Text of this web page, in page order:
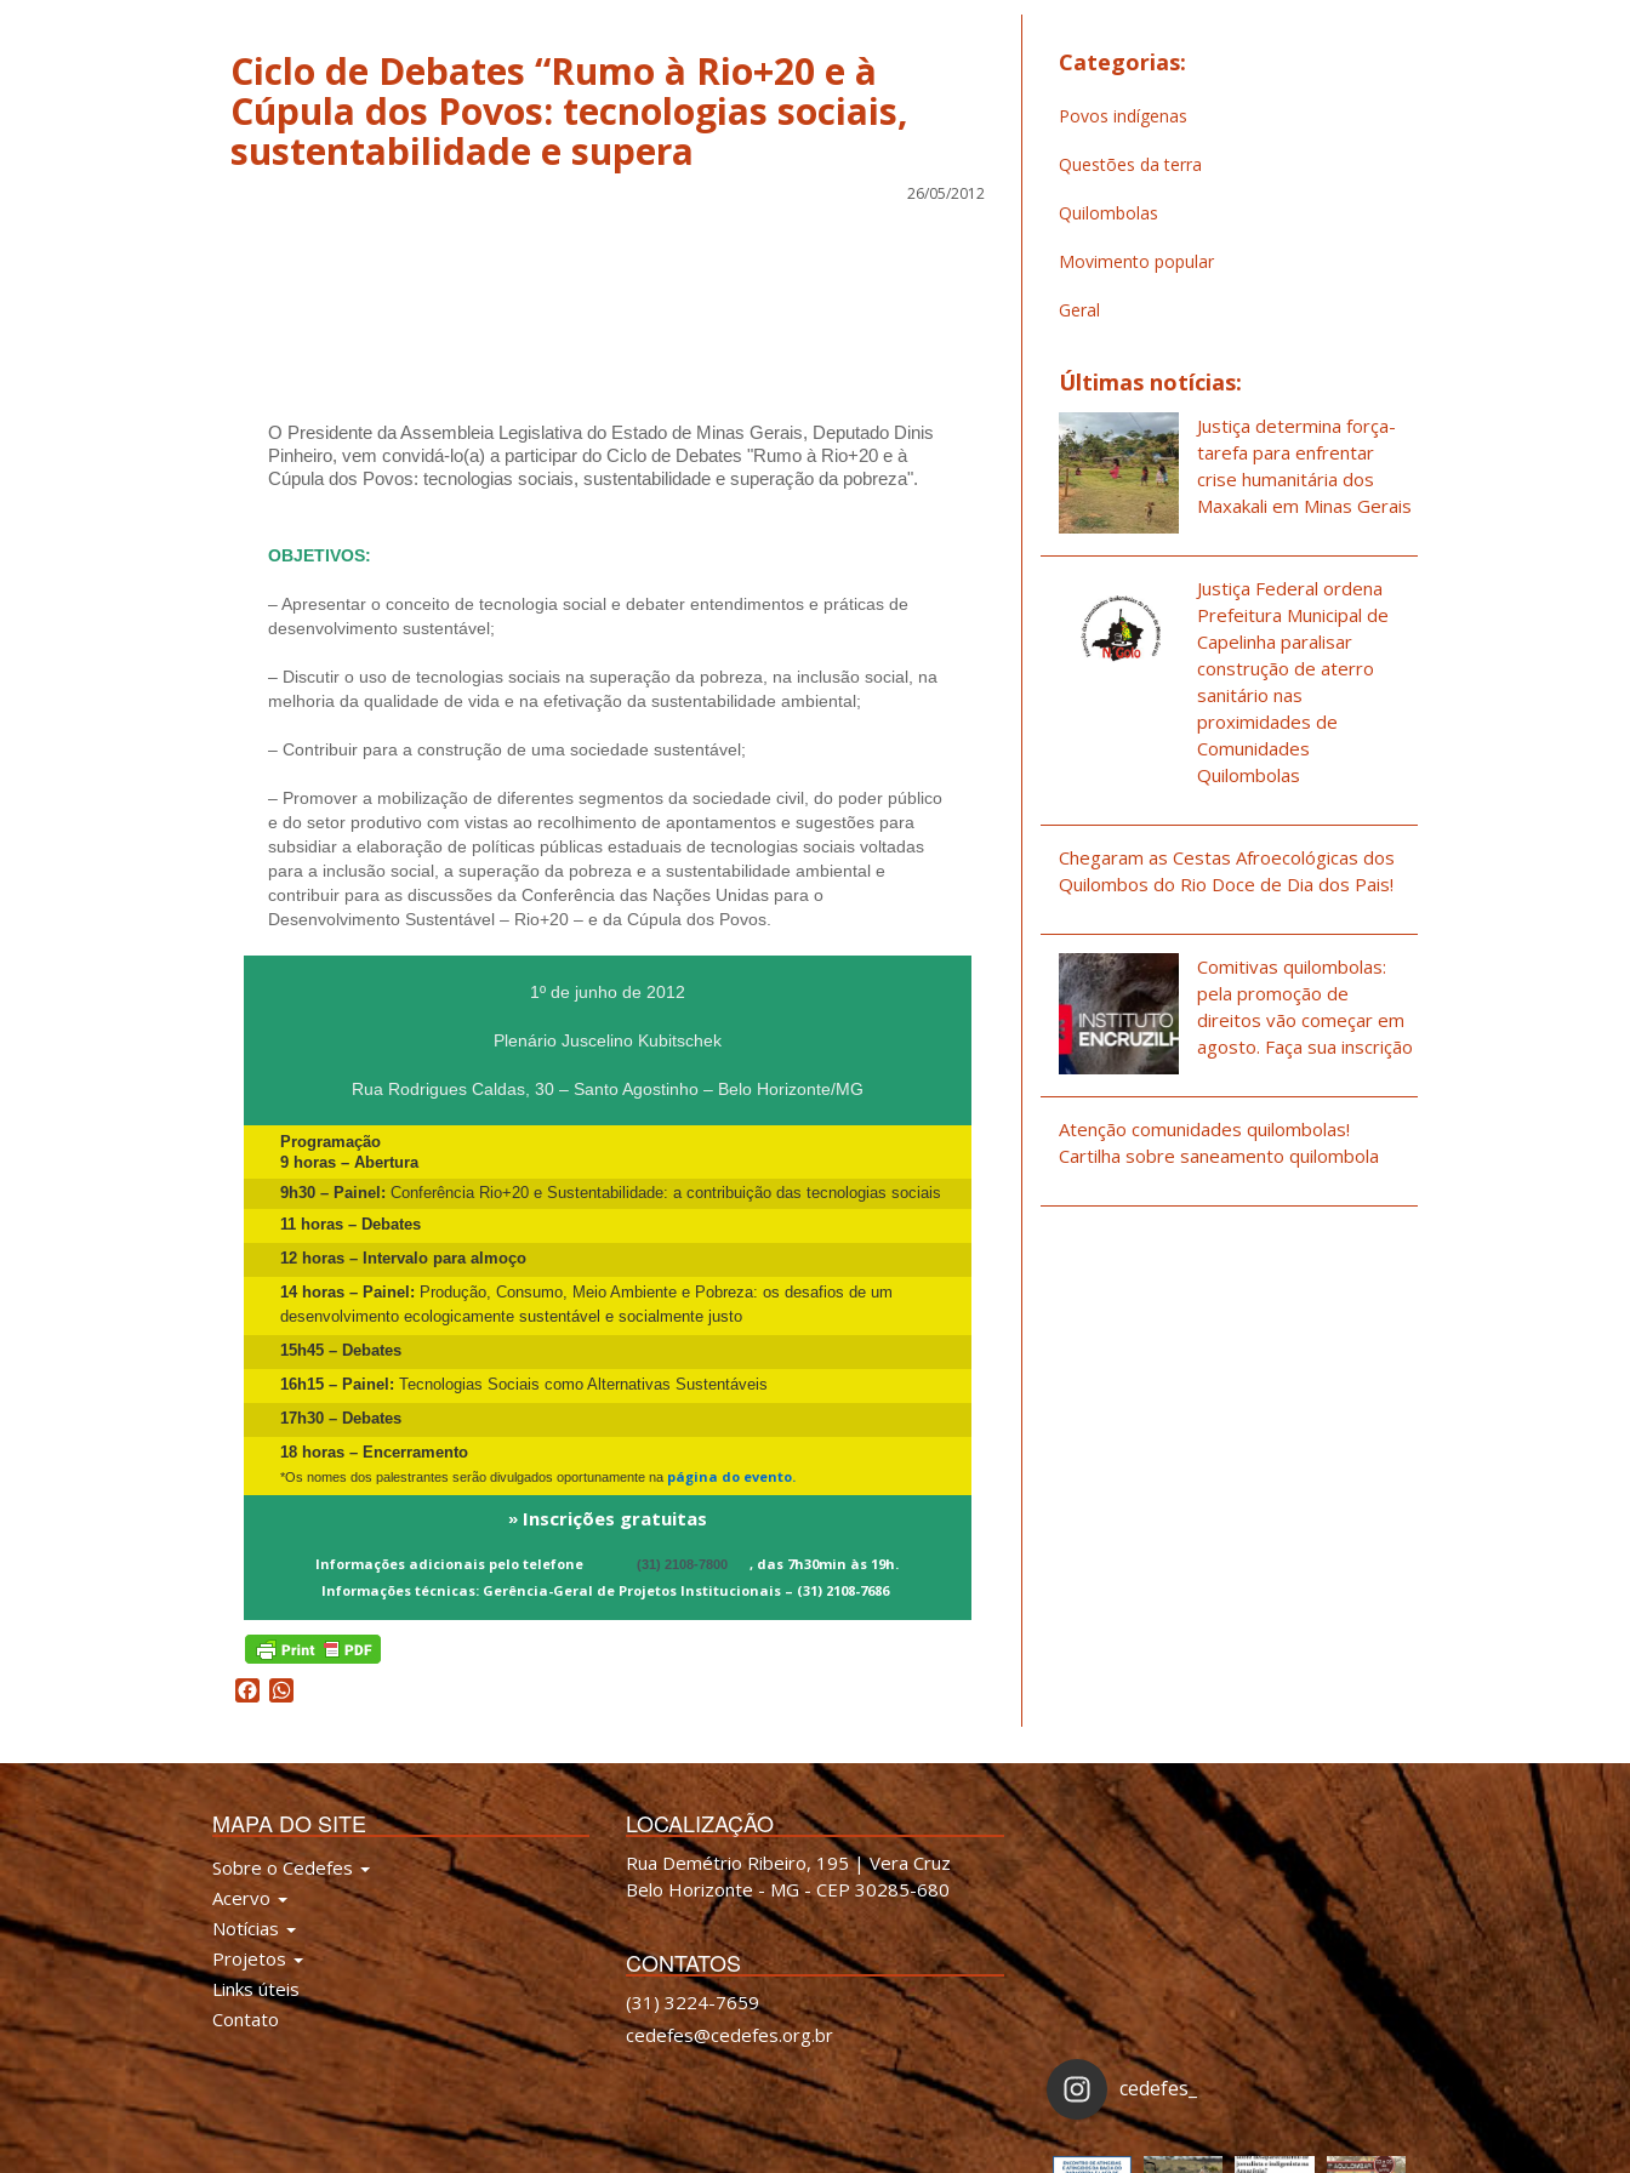
Ciclo de Debates “Rumo à Rio+20 e à
Cúpula dos Povos: tecnologias sociais,
sustentabilidade e supera
26/05/2012
O Presidente da Assembleia Legislativa do Estado de Minas Gerais, Deputado Dinis
Pinheiro, vem convidá-lo(a) a participar do Ciclo de Debates "Rumo à Rio+20 e à
Cúpula dos Povos: tecnologias sociais, sustentabilidade e superação da pobreza".
OBJETIVOS:
– Apresentar o conceito de tecnologia social e debater entendimentos e práticas de
desenvolvimento sustentável;
– Discutir o uso de tecnologias sociais na superação da pobreza, na inclusão social, na
melhoria da qualidade de vida e na efetivação da sustentabilidade ambiental;
– Contribuir para a construção de uma sociedade sustentável;
– Promover a mobilização de diferentes segmentos da sociedade civil, do poder público
e do setor produtivo com vistas ao recolhimento de apontamentos e sugestões para
subsidiar a elaboração de políticas públicas estaduais de tecnologias sociais voltadas
para a inclusão social, a superação da pobreza e a sustentabilidade ambiental e
contribuir para as discussões da Conferência das Nações Unidas para o
Desenvolvimento Sustentável – Rio+20 – e da Cúpula dos Povos.
1º de junho de 2012
Plenário Juscelino Kubitschek
Rua Rodrigues Caldas, 30 – Santo Agostinho – Belo Horizonte/MG
Programação
9 horas – Abertura
9h30 – Painel: Conferência Rio+20 e Sustentabilidade: a contribuição das tecnologias sociais
11 horas – Debates
12 horas – Intervalo para almoço
14 horas – Painel: Produção, Consumo, Meio Ambiente e Pobreza: os desafios de um
desenvolvimento ecologicamente sustentável e socialmente justo
15h45 – Debates
16h15 – Painel: Tecnologias Sociais como Alternativas Sustentáveis
17h30 – Debates
18 horas – Encerramento
*Os nomes dos palestrantes serão divulgados oportunamente na página do evento.
» Inscrições gratuitas
Informações adicionais pelo telefone (31) 2108-7800
, das 7h30min às 19h.
Informações técnicas: Gerência-Geral de Projetos Institucionais – (31) 2108-7686
Facebook
Categorias:
Povos indígenas
Questões da terra
Quilombolas
Movimento popular
Geral
Últimas notícias:
Justiça determina força-
tarefa para enfrentar
crise humanitária dos
Maxakali em Minas Gerais
Justiça Federal ordena
Prefeitura Municipal de
Capelinha paralisar
construção de aterro
sanitário nas
proximidades de
Comunidades
Quilombolas
Chegaram as Cestas Afroecológicas dos
Quilombos do Rio Doce de Dia dos Pais!
Comitivas quilombolas:
pela promoção de
direitos vão começar em
agosto. Faça sua inscrição
Atenção comunidades quilombolas!
Cartilha sobre saneamento quilombola
MAPA DO SITE
Sobre o Cedefes
Acervo
Notícias
Projetos
Links úteis
Contato
LOCALIZAÇÃO
Rua Demétrio Ribeiro, 195 | Vera Cruz
Belo Horizonte - MG - CEP 30285-680
CONTATOS
(31) 3224-7659
cedefes@cedefes.org.br
cedefes_